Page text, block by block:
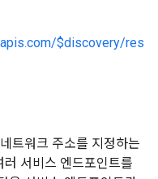
$discovery/res
트워크 주소를 지정하는
서비스 엔드포인트를